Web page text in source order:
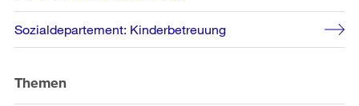
Sozialdepartement: Kinderbetreuung
Themen